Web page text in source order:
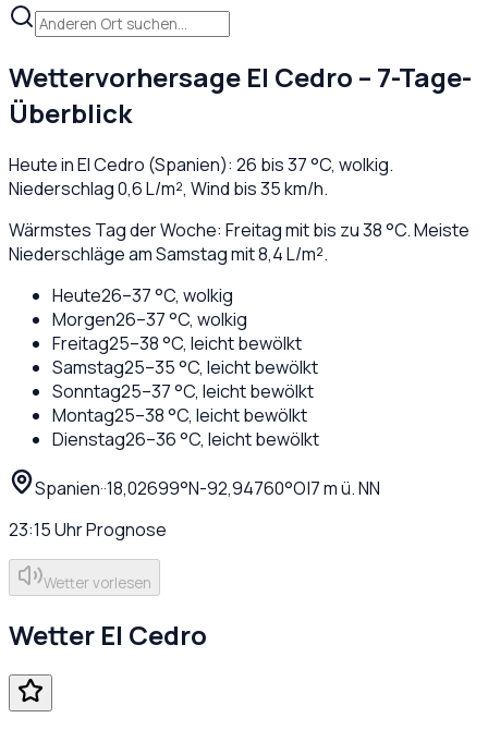
Wettervorhersage El Cedro – 7-Tage-
Überblick
Heute inEl Cedro (Spanien): 26 bis37°C, wolkig.
Niederschlag0,6L/m², Wind bis35km/h.
Wärmstes Tag der Woche: Freitag mit bis zu 38 °C. Meiste
Niederschläge am Samstag mit 8,4 L/m².
Heute26–37°C, wolkig
Morgen26–37°C, wolkig
Freitag25–38°C, leicht bewölkt
Samstag25–35°C, leicht bewölkt
Sonntag25–37°C, leicht bewölkt
Montag25–38°C, leicht bewölkt
Dienstag26–36°C, leicht bewölkt
Spanien··18,02699°N-92,94760°O|7m ü. NN
23:15UhrPrognose
Wetter vorlesen
Wetter El Cedro